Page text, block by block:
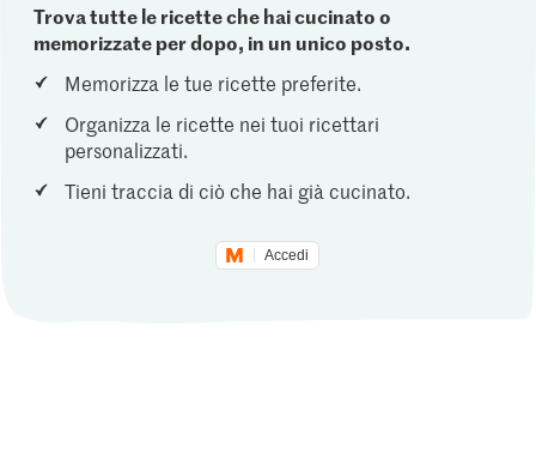
Trova tutte le ricette che hai cucinato o
memorizzate per dopo, in un unico posto.
Memorizza le tue ricette preferite.
Organizza le ricette nei tuoi ricettari
personalizzati.
Tieni traccia di ciò che hai già cucinato.
Accedi